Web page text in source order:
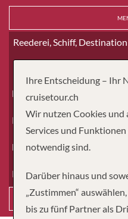
Erwachsene
Kinder
Dauer
Reiseart
Ihre Entscheidung – Ihr
cruisetour.ch
Wir nutzen Cookies und
Services und
notwendig sind.
Darüber hinaus und
„Zustimmen“
bis zu fünf Partner als